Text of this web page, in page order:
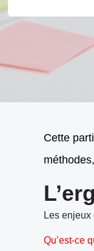
Cette
Les enjeux
Qu’est-ce